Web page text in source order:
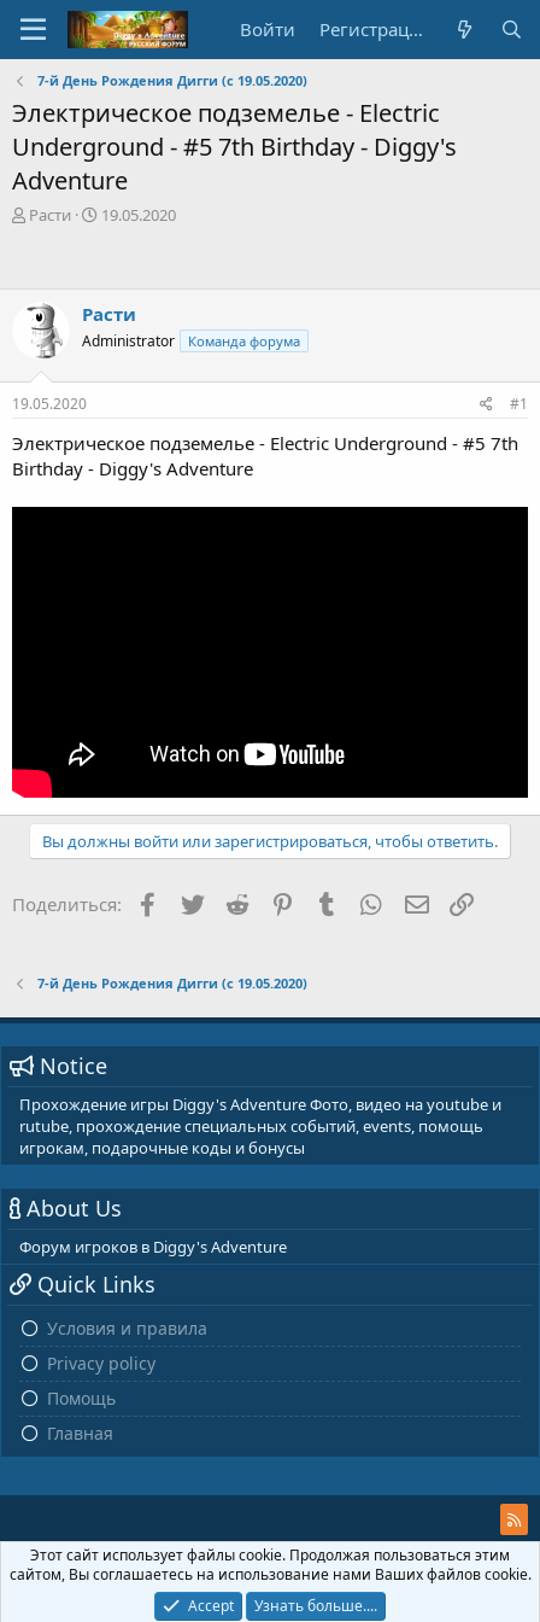
Войти Регистрация
7-й День Рождения Дигги (с 19.05.2020)
Электрическое подземелье - Electric
Underground - #5 7th Birthday - Diggy's
Adventure
А
т
е
м
ы
Расти
Д
о
з
а
я
19.05.2020
Расти
Administrator Команда форума
19.05.2020 #1
Электрическое подземелье - Electric Underground - #5 7th
Birthday - Diggy's Adventure
Вы должны войти или зарегистрироваться, чтобы ответить.
Поделиться: Facebook
Twitter Reddit PinterestTumblr WhatsApp
E-mail
7-й День Рождения Дигги (с 19.05.2020)
Notice
Прохождение игры Diggy's Adventure Фото, видео на youtube и
rutube, прохождение специальных событий, events, помощь
игрокам, подарочные коды и бонусы
About Us
Форум игроков в Diggy's Adventure
Quick Links
Условия и правила
Privacy policy
Помощь
Главная
Этот сайт использует файлы cookie. Продолжая пользоваться этим
сайтом, Вы соглашаетесь на использование нами Ваших файлов cookie.
Accept
Узнать больше....